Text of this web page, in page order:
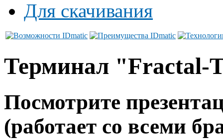
Для скачивания
Терминал "Fractal-
Посмотрите
(работает со всеми